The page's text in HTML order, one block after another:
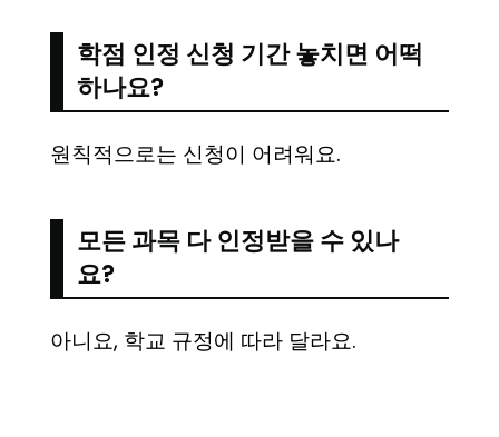
학점 인정 신청 기간 놓치면 어떡
하나요?
원칙적으로는 신청이 어려워요.
모든 과목 다 인정받을 수 있나
요?
아니요, 학교 규정에 따라 달라요.